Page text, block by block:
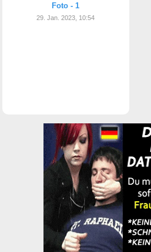
Foto - 1
29. Jan. 2023, 10:54